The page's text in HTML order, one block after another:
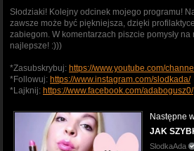
Słodziaki! Kolejny odcinek mojego programu!
zawsze może być piękniejsza, dzięki
zabiegom. W komentarzach piszcie pomysły na
najlepsze! :)))
*Zasubskrybuj: https://www.youtube.com/
*Followuj: https://www.instagram.com/slodkada/
*Lajknij: https://www.facebook.com/adabogusz0/
Następne
JAK
SlodkaAda